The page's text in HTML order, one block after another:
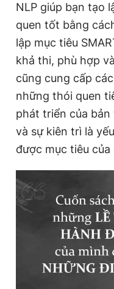
NLP giúp bạn tạo
quen tốt bằng
lập mục tiêu
khả thi, phù hợp
cũng cung cấp
những thói quen
phát triển của
và sự kiên trì là
được mục tiêu của